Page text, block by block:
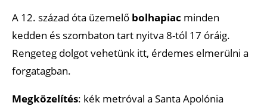
A 12. század óta üzemelő bolhapiac minden
kedden és szombaton tart nyitva 8-tól 17 óráig.
Rengeteg dolgot vehetünk itt, érdemes elmerülni a
forgatagban.
Megközelítés: kék metróval a Santa Apolónia